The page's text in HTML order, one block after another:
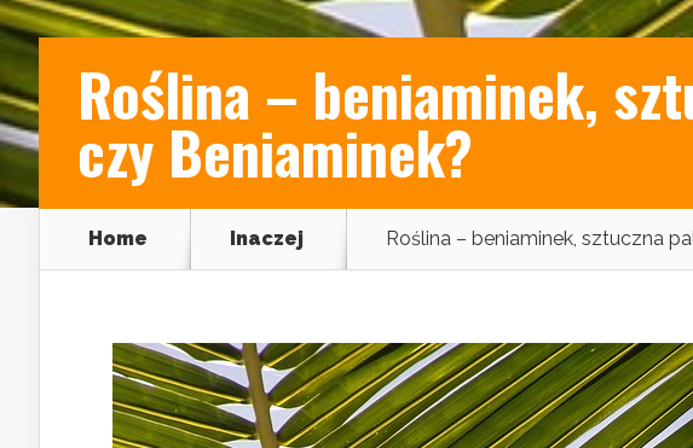
Roślina – beniaminek,
czy Beniaminek?
Home Inaczej Roślina – beniaminek, sztuczna